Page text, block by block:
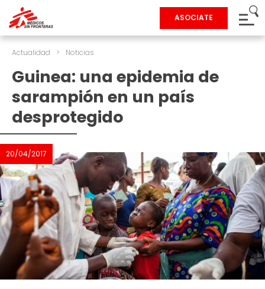
ASOCIATE
Actualidad > Noticias
Guinea: una epidemia de
sarampión en un país
desprotegido
20/04/2017